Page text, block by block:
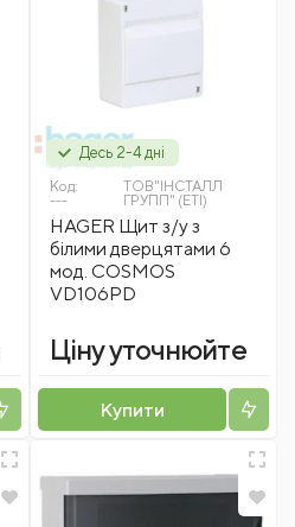
Десь 2-4 дні
Код:
---
ТОВ"ІНСТАЛЛ
ГРУПП" (ETI)
HAGER Щит з/у з
білими дверцятами 6
мод. COSMOS
VD106PD
Ціну уточнюйте
Купити